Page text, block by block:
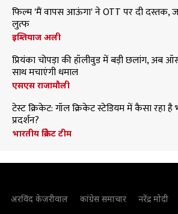
फिल्म 'मैं वापस आऊंगा' ने OTT पर दी दस्तक,
लुत्फ
इम्तियाज अली
प्रियंका चोपड़ा की हॉलीवुड में बड़ी छलांग, अब
साथ मचाएंगी धमाल
एसएस राजामौली
टेस्ट क्रिकेट: गॉल क्रिकेट स्टेडियम में कैसा रहा है
प्रदर्शन?
भारतीय क्रिकेट टीम
अरविंद केजरीवाल कांग्रेस समाचार नरेंद्र मोदी